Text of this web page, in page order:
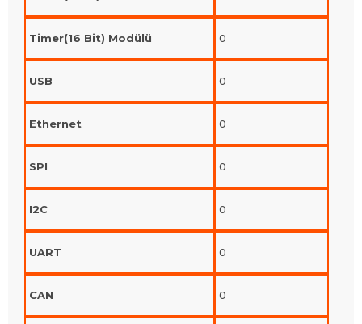
Timer(16 Bit) Modülü 0
USB 0
Ethernet 0
SPI 0
I2C 0
UART 0
CAN 0